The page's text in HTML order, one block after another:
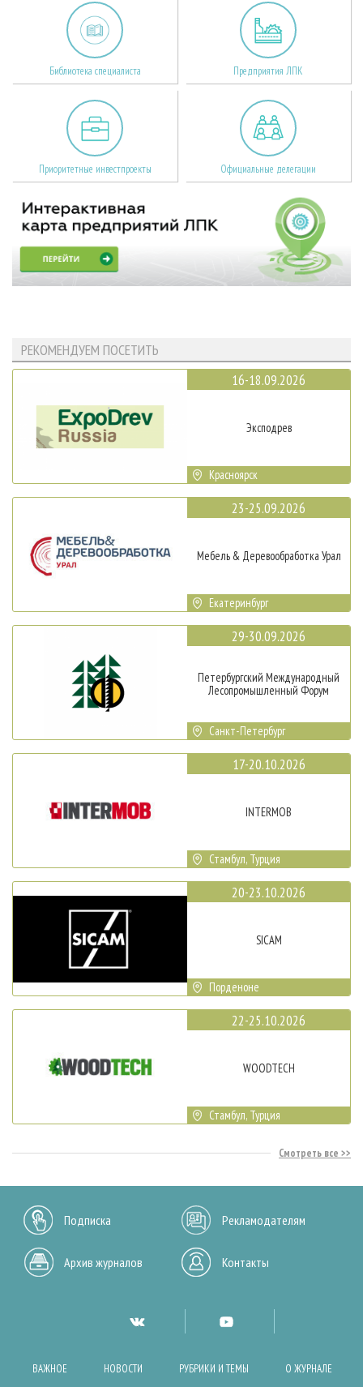
Библиотека специалиста Предприятия ЛПК
Приоритетные инвестпроекты Официальные делегации
РЕКОМЕНДУЕМ ПОСЕТИТЬ
16-18.09.2026
Эксподрев
Красноярск
23-25.09.2026
Мебель & Деревообработка Урал
Екатеринбург
29-30.09.2026
Петербургский Международный
Лесопромышленный Форум
Санкт-Петербург
17-20.10.2026
INTERMOB
Стамбул, Турция
20-23.10.2026
SICAM
Порденоне
22-25.10.2026
WOODTECH
Стамбул, Турция
Смотреть все
Подписка Рекламодателям
Архив журналов Контакты
ВАЖНОЕ НОВОСТИ РУБРИКИ И ТЕМЫ О ЖУРНАЛЕ